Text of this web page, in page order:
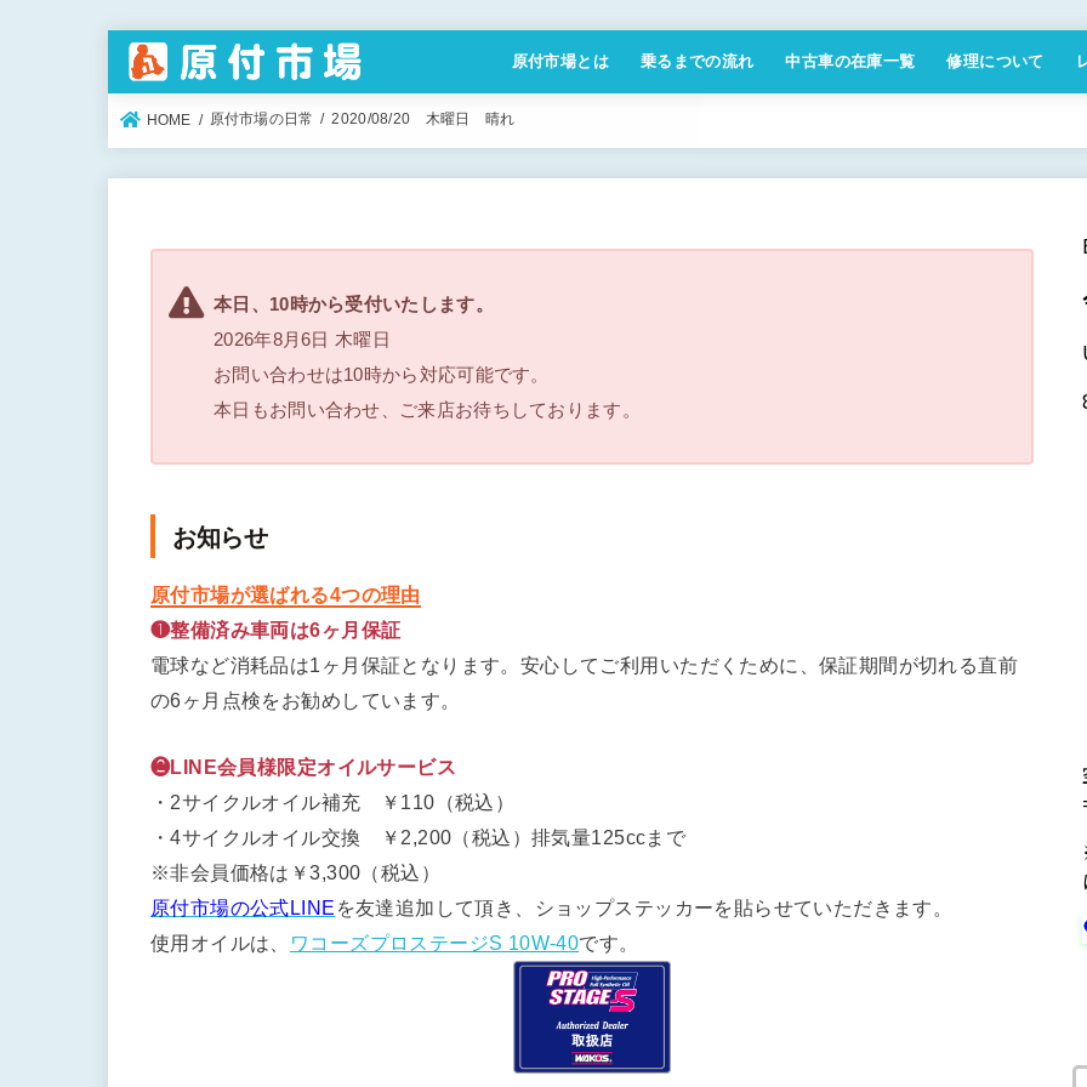
原付市場とは
特定商取引法に基づく表記
乗るまでの流れ 中古車の在庫一覧 修理について
HOME 原付市場の日常 2020/08/20 木曜日 晴れ
本日、10時から受付いたします。
2026年8月6日 木曜日
お問い合わせは10時から対応可能です。
本日もお問い合わせ、ご来店お待ちしております。
お知らせ
原付市場が選ばれる4つの理由
❶整備済み車両は6ヶ月保証
電球など消耗品は1ヶ月保証となります。安心してご利用いただくために、保証期間が切れる直前
の6ヶ月点検をお勧めしています。
❷LINE会員様限定オイルサービス
・2サイクルオイル補充 ￥110（税込）
・4サイクルオイル交換 ￥2,200（税込）排気量125ccまで
※非会員価格は￥3,300（税込）
原付市場の公式LINE を友達追加して頂き、ショップステッカーを貼らせていただきます。
使用オイルは、
ワコーズプロステージS 10W-40です。